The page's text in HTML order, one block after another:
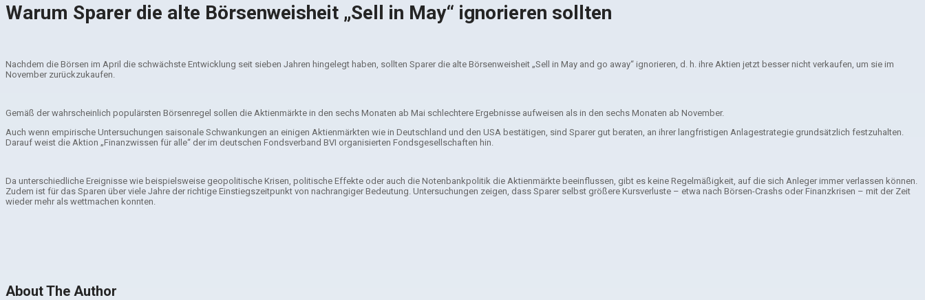
Warum Sparer die alte Börsenweisheit „Sell in May“ ignorieren sollten
Nachdem die Börsen im April die schwächste Entwicklung seit sieben Jahren hingelegt haben, sollten Sparer die alte Börsenweisheit „Sell in May and go away“ ignorieren, d. h. ihre Aktien jetzt besser nicht verkaufen, um sie im
November zurückzukaufen.
Gemäß der wahrscheinlich populärsten Börsenregel sollen die Aktienmärkte in den sechs Monaten ab Mai schlechtere Ergebnisse aufweisen als in den sechs Monaten ab November.
Auch wenn empirische Untersuchungen saisonale Schwankungen an einigen Aktienmärkten wie in Deutschland und den USA bestätigen, sind Sparer gut beraten, an ihrer langfristigen Anlagestrategie grundsätzlich festzuhalten.
Darauf weist die Aktion „Finanzwissen für alle“ der im deutschen Fondsverband BVI organisierten Fondsgesellschaften hin.
Da unterschiedliche Ereignisse wie beispielsweise geopolitische Krisen, politische Effekte oder auch die Notenbankpolitik die Aktienmärkte beeinflussen, gibt es keine Regelmäßigkeit, auf die sich Anleger immer verlassen können.
Zudem ist für das Sparen über viele Jahre der richtige Einstiegszeitpunkt von nachrangiger Bedeutung. Untersuchungen zeigen, dass Sparer selbst größere Kursverluste – etwa nach Börsen-Crashs oder Finanzkrisen – mit der Zeit
wieder mehr als wettmachen konnten.
About The Author